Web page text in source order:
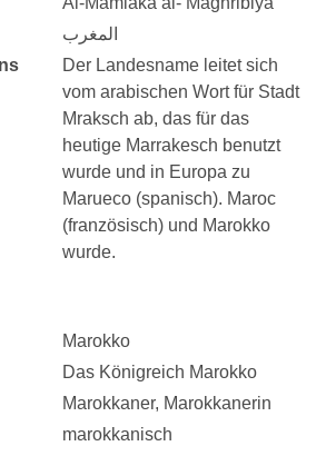
المغرب
Der Landesname leitet sich
vom arabischen Wort für Stadt
Mraksch ab, das für das
heutige Marrakesch benutzt
wurde und in Europa zu
Marueco (spanisch). Maroc
(französisch) und Marokko
wurde.
Marokko
Das Königreich Marokko
Marokkaner, Marokkanerin
marokkanisch